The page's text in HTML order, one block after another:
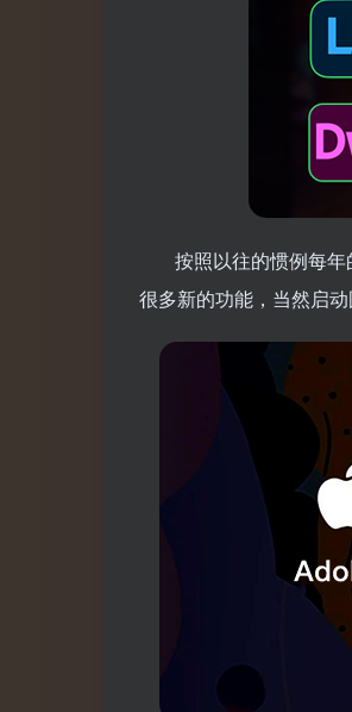
按照以往的惯例每
很多新的功能，当然启动